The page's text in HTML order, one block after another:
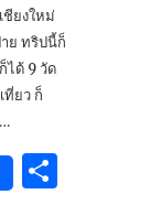
ชียงใหม่
ย ทริปนี้ก็
ได้ 9 วัด
ที่ยว ก็